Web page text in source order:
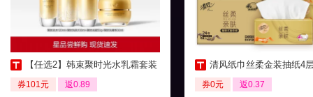
【任选2】韩束聚时光水乳霜套装
券101元 返0.89
清风纸巾丝柔金装抽纸4层24包家
券0元 返0.37